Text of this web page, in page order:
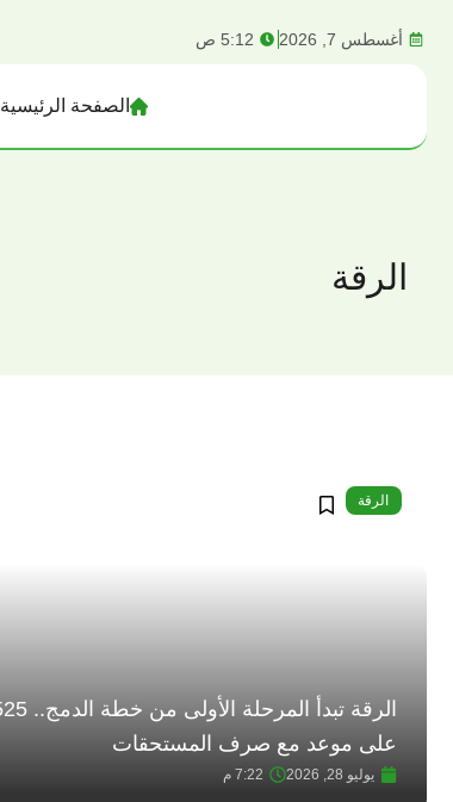
أغسطس 7, 2026 5:12 ص
الصفحة الرئيسية
الرقة
الرقة
على موعد مع صرف المستحقات
يوليو 28, 2026 7:22 م